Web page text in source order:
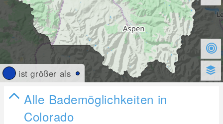
ist größer als
Alle Bademöglichkeiten in
Colorado